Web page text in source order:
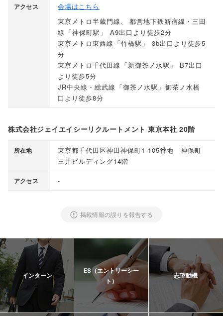
アクセス
会場はこちら
東京メトロ半蔵門線、
都営地下鉄新宿線・三田
線 「神保町駅 」
A9出口より徒歩2分
東京メトロ東西線 「竹橋駅 」
3b出口より徒歩5
分
東京メトロ千代田線 「新御茶ノ水駅 」
B7出口
より徒歩5分
JR中央線・総武線 「御茶ノ水駅 」 御茶ノ水橋
口より徒歩8分
株式会社ジェイエイシーリクルートメント 東京本社 20階
所在地
東京都千代田区神田神保町1-105番地 神保町
三井ビルディング14階
アクセス -
掲載情報の誤りを報告する
インターン
ES（エントリーシー
ト）
志望動機